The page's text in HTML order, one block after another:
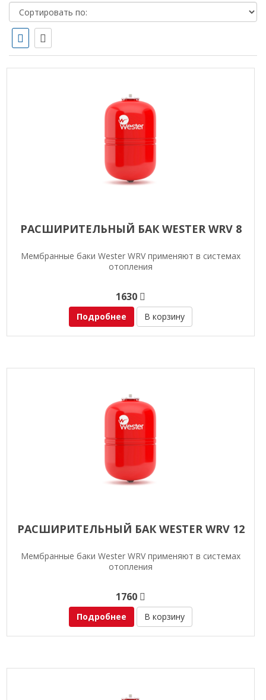
РАСШИРИТЕЛЬНЫЙ БАК WESTER WRV 8
Мембранные баки Wester WRV применяют в системах
отопления
1630
Подробнее В корзину
РАСШИРИТЕЛЬНЫЙ БАК WESTER WRV 12
Мембранные баки Wester WRV применяют в системах
отопления
1760
Подробнее В корзину